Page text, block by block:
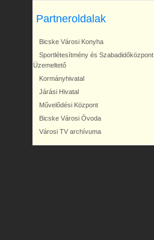
Partneroldalak
Bicske Városi Konyha
Sportlétesítmény és Szabadidőközpont
Üzemeltető
Kormányhivatal
Járási Hivatal
Művelődési Központ
Bicske Városi Óvoda
Városi TV archívuma